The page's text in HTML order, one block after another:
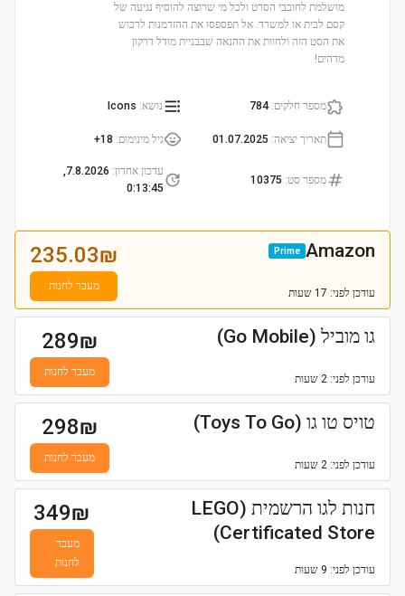
מושלמת לחובבי הסרט ולכל מי שרוצה להוסיף נגיעה של
קסם לבית או למשרד. אל תפספסו את ההזדמנות לרכוש
את הסט הזה ולחוות את ההנאה שבבניית מודל דרקון
מדהים!
מספר חלקים:
784 נושא:
Icons
תאריך יציאה:
01.07.2025 גיל מינימום:
18+
מספר סט:
10375
עדכון אחרון:
7.8.2026,
0:13:45
Amazon
Prime
עודכן לפני: 17 שעות
235.03₪
מעבר לחנות
גו מוביל (Go Mobile)
עודכן לפני: 2 שעות
289₪
מעבר לחנות
טויס טו גו (Toys To Go)
עודכן לפני: 2 שעות
298₪
מעבר לחנות
חנות לגו הרשמית (LEGO
Certificated Store)
עודכן לפני: 9 שעות
349₪
מעבר
לחנות